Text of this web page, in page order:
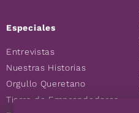
Especiales
Entrevistas
Nuestras Historias
Orgullo Queretano
Tierra de Emprendedores